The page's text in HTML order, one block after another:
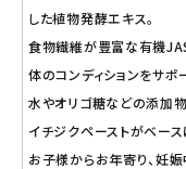
した植物発酵エキス。
食物繊維が豊富な有機
体のコンディションをサポ
水やオリゴ糖などの添加
イチジクペーストがベー
お子様からお年寄り、妊